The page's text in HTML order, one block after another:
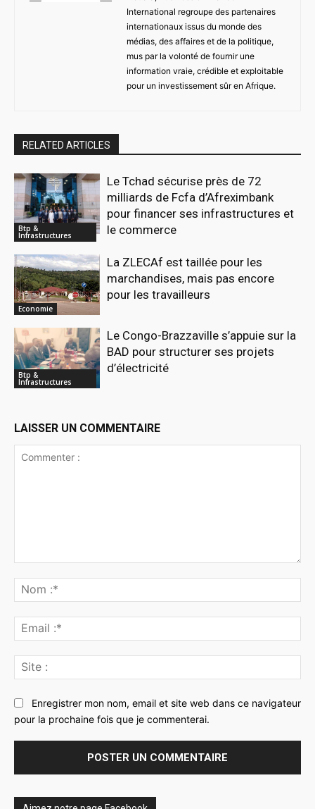
International regroupe des partenaires
internationaux issus du monde des
médias, des affaires et de la politique,
mus par la volonté de fournir une
information vraie, crédible et exploitable
pour un investissement sûr en Afrique.
RELATED ARTICLES
Btp &
Infrastructures
Le Tchad sécurise près de 72
milliards de Fcfa d’Afreximbank
pour financer ses infrastructures et
le commerce
Economie
La ZLECAf est taillée pour les
marchandises, mais pas encore
pour les travailleurs
Btp &
Infrastructures
Le Congo-Brazzaville s’appuie sur la
BAD pour structurer ses projets
d’électricité
LAISSER UN COMMENTAIRE
:*
:*
:
Enregistrer mon nom, email et site web dans ce navigateur
pour la prochaine fois que je commenterai.